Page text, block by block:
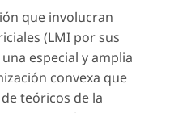
que involucran
(LMI por sus
especial y amplia
convexa que
teóricos de la